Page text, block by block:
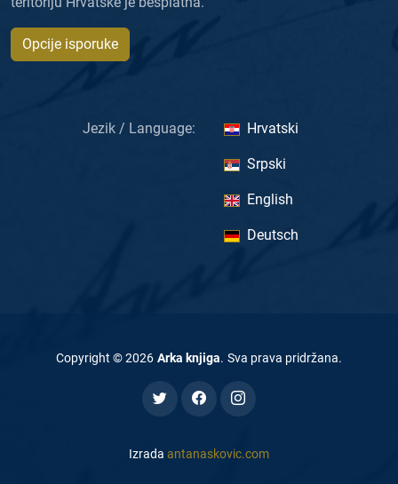
Opcije isporuke
Jezik / Language: Hrvatski
Srpski
English
Deutsch
Copyright ©2026 Arka knjiga. Sva prava pridržana.
Izrada antanaskovic.com